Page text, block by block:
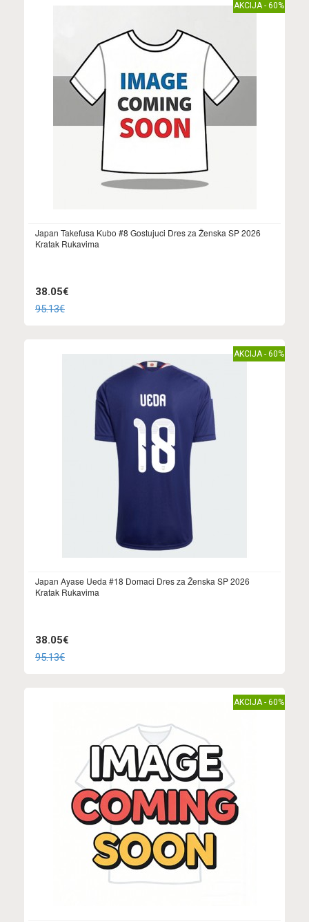
AKCIJA - 60%
Japan Takefusa Kubo #8 Gostujuci Dres za Ženska SP 2026
Kratak Rukavima
38.05€
95.13€
AKCIJA - 60%
Japan Ayase Ueda #18 Domaci Dres za Ženska SP 2026
Kratak Rukavima
38.05€
95.13€
AKCIJA - 60%